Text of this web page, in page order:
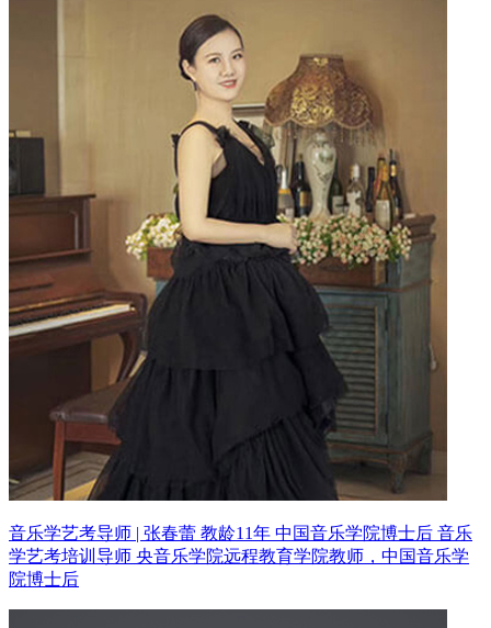
音乐学艺考导师 | 张春蕾 教龄11年 中国音乐学院博士后 音乐
学艺考培训导师 央音乐学院远程教育学院教师，中国音乐学
院博士后